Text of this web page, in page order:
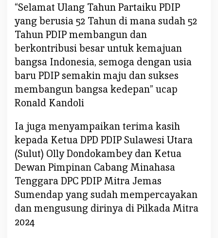
k
a
n
T
r
i
m
a
s
i
h
“Selamat Ulang Tahun Partaiku PDIP
yang berusia 52 Tahun di mana sudah 52
Tahun PDIP membangun dan
berkontribusi besar untuk kemajuan
bangsa Indonesia, semoga dengan usia
baru PDIP semakin maju dan sukses
membangun bangsa kedepan” ucap
Ronald Kandoli
Ia juga menyampaikan terima kasih
kepada Ketua DPD PDIP Sulawesi Utara
(Sulut) Olly Dondokambey dan Ketua
Dewan Pimpinan Cabang Minahasa
Tenggara DPC PDIP Mitra Jemas
Sumendap yang sudah mempercayakan
dan mengusung dirinya di Pilkada Mitra
2024